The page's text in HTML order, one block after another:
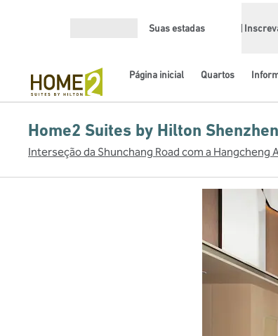
Suas estadas
Página inicial Quartos
Home2 Suites by Hilton
Interseção da Shunchang Road com a Hangcheng